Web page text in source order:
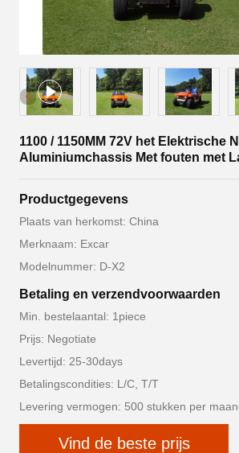
1100 / 1150MM 72V het Elektrische
Aluminiumchassis Met fouten met
Productgegevens
Plaats van herkomst: China
Merknaam: Excar
Modelnummer: D-X2
Betaling en verzendvoorwaarden
Min. bestelaantal: 1piece
Prijs: Negotiate
Levertijd: 25-30days
Betalingscondities: L/C, T/T
Levering vermogen: 500 stukken per
Vind de beste prijs